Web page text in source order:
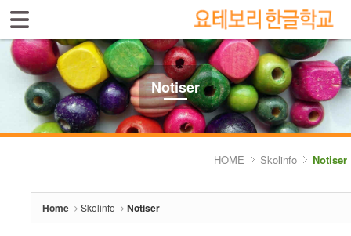
Notiser
HOME Skolinfo Notiser
Home Skolinfo Notiser
Sign In
Select language
Introduktion av skolan
Skolinfo
Sketchbook5, 스케치북5
Sketchbook5, 스케치북5